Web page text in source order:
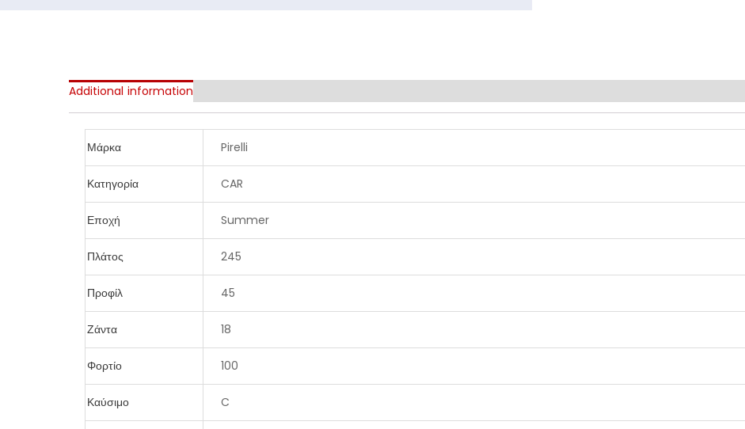
Additional information
Μάρκα Pirelli
Κατηγορία CAR
Εποχή Summer
Πλάτος 245
Προφίλ 45
Ζάντα 18
Φορτίο 100
Καύσιμο C